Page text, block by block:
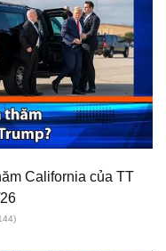
California của TT